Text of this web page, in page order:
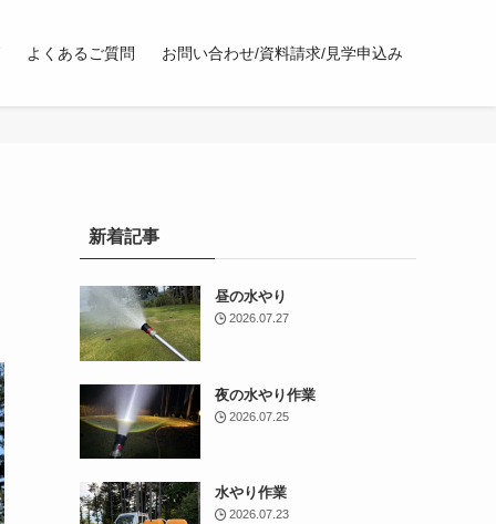
よくあるご質問 お問い合わせ/資料請求/見学申込み
新着記事
昼の水やり
2026.07.27
夜の水やり作業
2026.07.25
水やり作業
2026.07.23